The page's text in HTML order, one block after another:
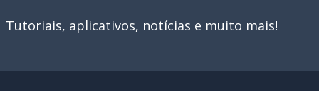
Tutoriais, aplicativos, notícias e muito mais!